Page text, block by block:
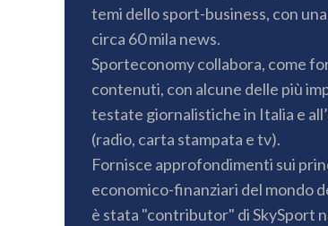
temi dello sport-business, con
circa 60 mila news.
Sporteconomy collabora, come
contenuti, con alcune delle più
testate giornalistiche in Italia e
(radio, carta stampata e tv).
Fornisce approfondimenti sui
economico-finanziari del mondo
è stata "contributor" di SkySport